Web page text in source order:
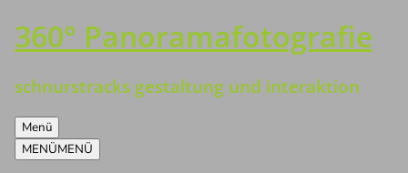
Zum
Inhalt
360° Panoramafotografie
schnurstracks gestaltung und interaktion
Menü
MENÜMENÜ